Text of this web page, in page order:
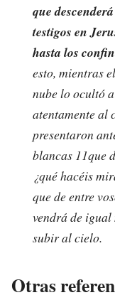
que
testigos en
hasta los
esto, mientras
nube lo ocultó
atentamente al
presentaron
blancas 11que
¿qué hacéis
que de entre
vendrá de
subir al cielo.
Otras